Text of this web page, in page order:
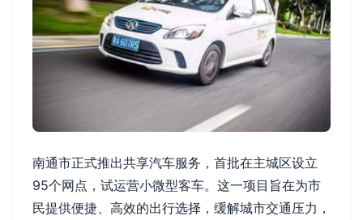
南通市正式推出共享汽车服务，首批在主城区设立
95个网点，试运营小微型客车。这一项目旨在为市
民提供便捷、高效的出行选择，缓解城市交通压力，